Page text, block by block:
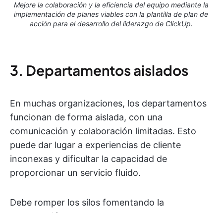
Mejore la colaboración y la eficiencia del equipo mediante la
implementación de planes viables con la plantilla de plan de
acción para el desarrollo del liderazgo de ClickUp.
3. Departamentos aislados
En muchas organizaciones, los departamentos
funcionan de forma aislada, con una
comunicación y colaboración limitadas. Esto
puede dar lugar a experiencias de cliente
inconexas y dificultar la capacidad de
proporcionar un servicio fluido.
Debe romper los silos fomentando la